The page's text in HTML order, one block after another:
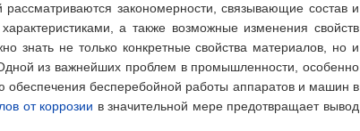
рассматриваются закономерности, связывающие состав и
а также возможные изменения свойств
знать не только конкретные свойства материалов, но и
из важнейших проблем в промышленности, особенно
обеспечения бесперебойной работы аппаратов и машин в
от коррозии в значительной мере предотвращает вывод